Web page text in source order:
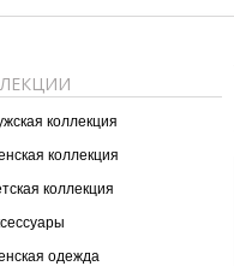
коллекция
коллекция
коллекция
одежда